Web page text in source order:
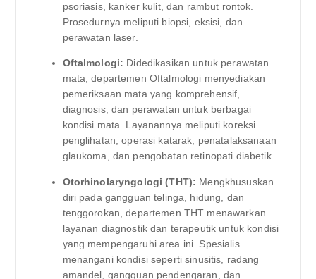
psoriasis, kanker kulit, dan rambut rontok.
Prosedurnya meliputi biopsi, eksisi, dan
perawatan laser.
Oftalmologi: Didedikasikan untuk perawatan
mata, departemen Oftalmologi menyediakan
pemeriksaan mata yang komprehensif,
diagnosis, dan perawatan untuk berbagai
kondisi mata. Layanannya meliputi koreksi
penglihatan, operasi katarak, penatalaksanaan
glaukoma, dan pengobatan retinopati diabetik.
Otorhinolaryngologi (THT): Mengkhususkan
diri pada gangguan telinga, hidung, dan
tenggorokan, departemen THT menawarkan
layanan diagnostik dan terapeutik untuk kondisi
yang mempengaruhi area ini. Spesialis
menangani kondisi seperti sinusitis, radang
amandel, gangguan pendengaran, dan